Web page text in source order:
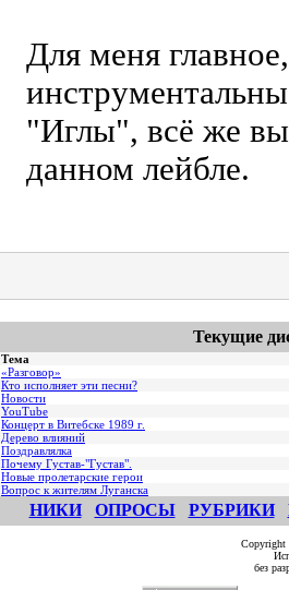
Для меня
"Иглы", всё же
данном лейбле.
Текущие
Тема
«Разговор»
Кто исполняет эти песни?
Новости
YouTube
Концерт в Витебске 1989 г.
Дерево влияний
Поздравлялка
Почему Густав-"Густав".
Hовые пролетарские герои
Вопрос к жителям Луганска
НИКИ ОПРОСЫ РУБРИКИ
без